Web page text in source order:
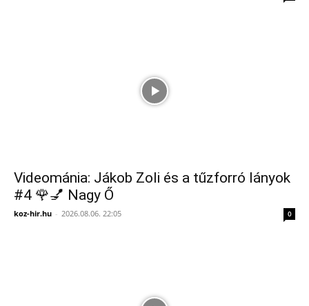
Videománia: Jákob Zoli és a tűzforró lányok
#4 🌹💅 Nagy Ő
koz-hir.hu - 2026.08.06. 22:05 0